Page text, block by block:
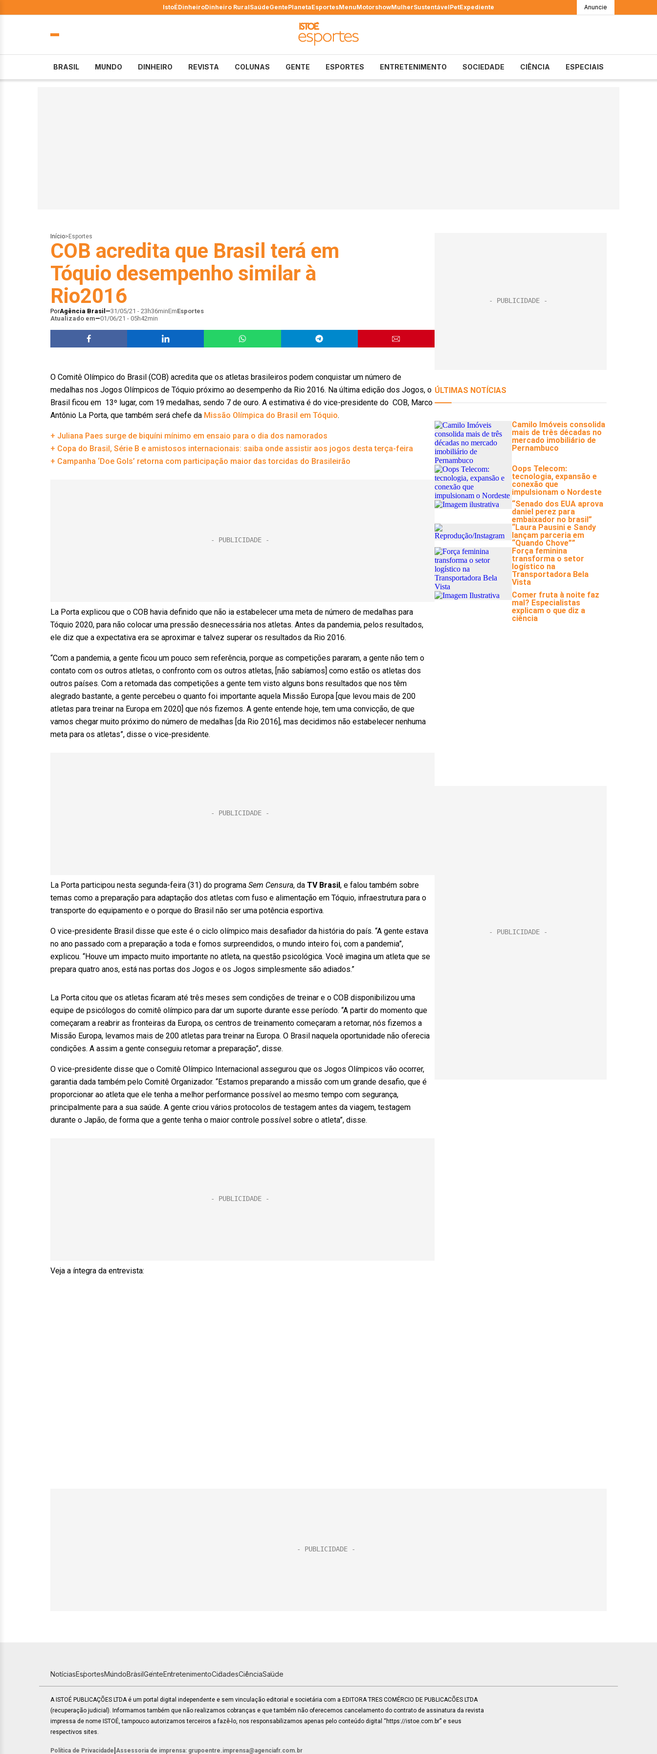
IstoÉDinheiroDinheiro RuralSaúdeGentePlanetaEsportesMenuMotorshowMulherSustentávelPetExpediente Anuncie
BRASIL MUNDO DINHEIRO REVISTA COLUNAS GENTE ESPORTES ENTRETENIMENTO SOCIEDADE CIÊNCIA ESPECIAIS
Início> Esportes
COB acredita que Brasil terá em
Tóquio desempenho similar à
Rio2016
PorAgência Brasil 31/05/21 - 23h36minEmEsportes
Atualizado em
01/06/21 - 05h42min
O Comitê Olímpico do Brasil (COB) acredita que os atletas brasileiros podem conquistar um número de
medalhas nos Jogos Olímpicos de Tóquio próximo ao desempenho da Rio 2016. Na última edição dos Jogos, o
Brasil ficou em 13º lugar, com 19 medalhas, sendo 7 de ouro. A estimativa é do vice-presidente do COB, Marco
Antônio La Porta, que também será chefe da Missão Olímpica do Brasil em Tóquio.
+ Juliana Paes surge de biquíni mínimo em ensaio para o dia dos namorados
+ Copa do Brasil, Série B e amistosos internacionais: saiba onde assistir aos jogos desta terça-feira
+ Campanha ‘Doe Gols’ retorna com participação maior das torcidas do Brasileirão
La Porta explicou que o COB havia definido que não ia estabelecer uma meta de número de medalhas para
Tóquio 2020, para não colocar uma pressão desnecessária nos atletas. Antes da pandemia, pelos resultados,
ele diz que a expectativa era se aproximar e talvez superar os resultados da Rio 2016.
“Com a pandemia, a gente ficou um pouco sem referência, porque as competições pararam, a gente não tem o
contato com os outros atletas, o confronto com os outros atletas, [não sabíamos] como estão os atletas dos
outros países. Com a retomada das competições a gente tem visto alguns bons resultados que nos têm
alegrado bastante, a gente percebeu o quanto foi importante aquela Missão Europa [que levou mais de 200
atletas para treinar na Europa em 2020] que nós fizemos. A gente entende hoje, tem uma convicção, de que
vamos chegar muito próximo do número de medalhas [da Rio 2016], mas decidimos não estabelecer nenhuma
meta para os atletas”, disse o vice-presidente.
La Porta participou nesta segunda-feira (31) do programa Sem Censura, da TV Brasil, e falou também sobre
temas como a preparação para adaptação dos atletas com fuso e alimentação em Tóquio, infraestrutura para o
transporte do equipamento e o porque do Brasil não ser uma potência esportiva.
O vice-presidente Brasil disse que este é o ciclo olímpico mais desafiador da história do país. “A gente estava
no ano passado com a preparação a toda e fomos surpreendidos, o mundo inteiro foi, com a pandemia”,
explicou. “Houve um impacto muito importante no atleta, na questão psicológica. Você imagina um atleta que se
prepara quatro anos, está nas portas dos Jogos e os Jogos simplesmente são adiados.”
La Porta citou que os atletas ficaram até três meses sem condições de treinar e o COB disponibilizou uma
equipe de psicólogos do comitê olímpico para dar um suporte durante esse período. “A partir do momento que
começaram a reabrir as fronteiras da Europa, os centros de treinamento começaram a retornar, nós fizemos a
Missão Europa, levamos mais de 200 atletas para treinar na Europa. O Brasil naquela oportunidade não oferecia
condições. A assim a gente conseguiu retomar a preparação”, disse.
O vice-presidente disse que o Comitê Olímpico Internacional assegurou que os Jogos Olímpicos vão ocorrer,
garantia dada também pelo Comitê Organizador. “Estamos preparando a missão com um grande desafio, que é
proporcionar ao atleta que ele tenha a melhor performance possível ao mesmo tempo com segurança,
principalmente para a sua saúde. A gente criou vários protocolos de testagem antes da viagem, testagem
durante o Japão, de forma que a gente tenha o maior controle possível sobre o atleta”, disse.
Veja a íntegra da entrevista:
NotíciasEsportesMundoBrasilGenteEntretenimentoCidadesCiênciaSaúde
A ISTOÉ PUBLICAÇÕES LTDA é um portal digital independente e sem vinculação editorial e societária com a EDITORA TRES COMÉRCIO DE PUBLICACÕES LTDA
(recuperação judicial). Informamos também que não realizamos cobranças e que também não oferecemos cancelamento do contrato de assinatura da revista
impressa de nome ISTOÉ, tampouco autorizamos terceiros a fazê-lo, nos responsabilizamos apenas pelo conteúdo digital “https://istoe.com.br” e seus
respectivos sites.
Política de Privacidade Assessoria de imprensa: grupoentre.imprensa@agenciafr.com.br